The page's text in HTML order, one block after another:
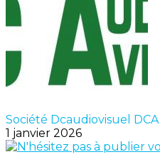
Société Dcaudiovisuel DCA
1 janvier 2026